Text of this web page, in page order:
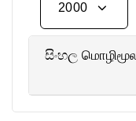
2000
සිංහල